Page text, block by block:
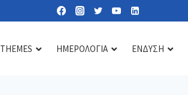
THEMES ΗΜΕΡΟΛΟΓΙΑ ΕΝΔΥΣΗ